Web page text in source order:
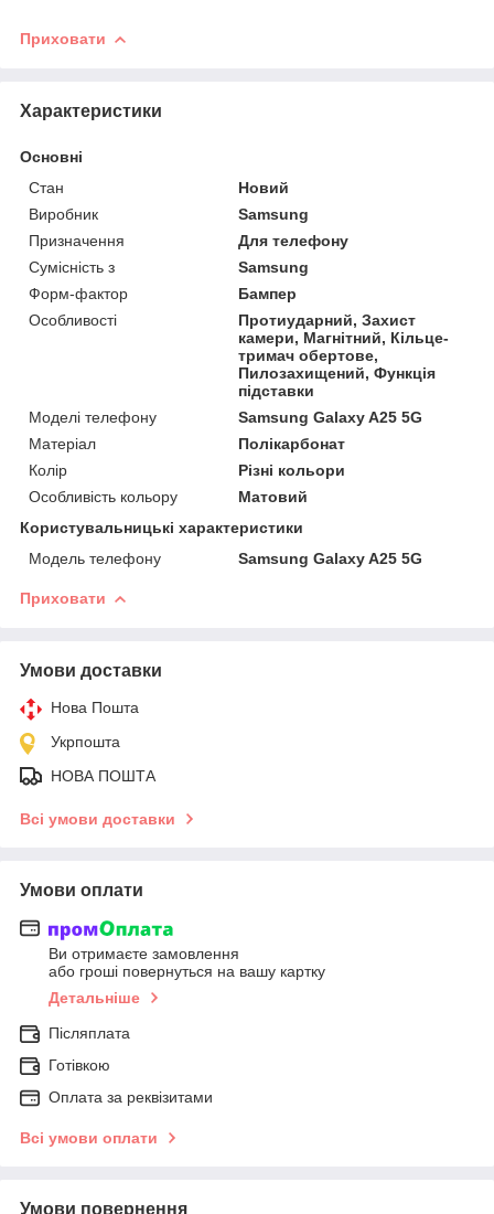
Приховати
Характеристики
Основні
Стан
Новий
Виробник
Samsung
Призначення
Для телефону
Сумісність з
Samsung
Форм-фактор
Бампер
Особливості
Протиударний, Захист
камери, Магнітний, Кільце-
тримач обертове,
Пилозахищений, Функція
підставки
Моделі телефону
Samsung Galaxy A25 5G
Матеріал
Полікарбонат
Колір
Різні кольори
Особливість кольору
Матовий
Користувальницькі характеристики
Модель телефону
Samsung Galaxy A25 5G
Приховати
Умови доставки
Нова Пошта
Укрпошта
НОВА ПОШТА
Всі умови доставки
Умови оплати
Ви отримаєте замовлення
або гроші повернуться на вашу картку
Детальніше
Післяплата
Готівкою
Оплата за реквізитами
Всі умови оплати
Умови повернення